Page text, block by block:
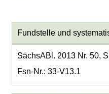
Fundstelle und
SächsABl. 2013 Nr. 50,
Fsn-Nr.: 33-V13.1